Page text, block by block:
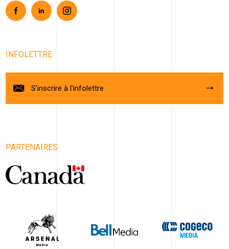
FacebookLinkedinInstagram
INFOLETTRE
S'inscrire à l'infolettre
PARTENAIRES